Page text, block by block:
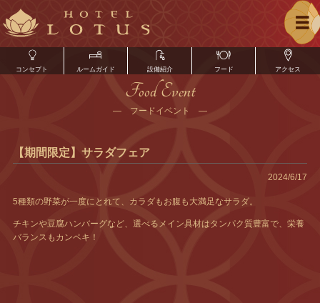
コンセプト ルームガイド 設備紹介 フード アクセス
Food Event
― フードイベント ―
【期間限定】サラダフェア
2024/6/17
5種類の野菜が一度にとれて、カラダもお腹も大満足なサラダ。
チキンや豆腐ハンバーグなど、選べるメイン具材はタンパク質豊富で、栄養
バランスもカンペキ！